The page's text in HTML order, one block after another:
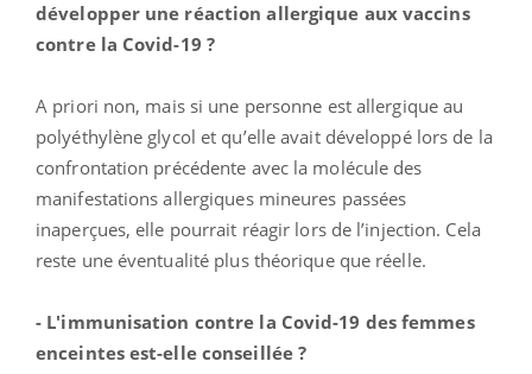
développer une réaction allergique aux vaccins
contre la Covid-19 ?
A priori non, mais si une personne est allergique au
polyéthylène glycol et qu’elle avait développé lors de la
confrontation précédente avec la molécule des
manifestations allergiques mineures passées
inaperçues, elle pourrait réagir lors de l’injection. Cela
reste une éventualité plus théorique que réelle.
- L'immunisation contre la Covid-19 des femmes
enceintes est-elle conseillée ?